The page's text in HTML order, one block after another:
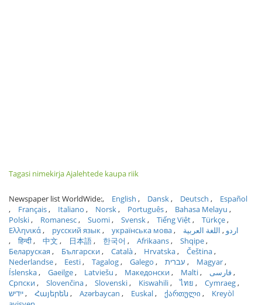
Tagasi nimekirja Ajalehtede kaupa riik
Newspaper list WorldWide: English Dansk Deutsch
Español
Français
Italiano Norsk Português
Bahasa Melayu
Polski
Romanesc Suomi Svensk Tiếng Việt
Türkçe
Ελληνικά
русский язык українська мова اردو
اللغة العربية
हिन्दी
中文 日本語 한국어 Afrikaans
Shqipe
Беларуская
Български Català Hrvatska
Čeština
Nederlandse
Eesti Tagalog Galego עברית
Magyar
Íslenska
Gaeilge Latviešu Македонски Malti
فارسی
Српски
Slovenčina Slovenski Kiswahili ไทย
Cymraeg
ייִדיש
Հայերեն Azərbaycan Euskal ქართული
Kreyòl